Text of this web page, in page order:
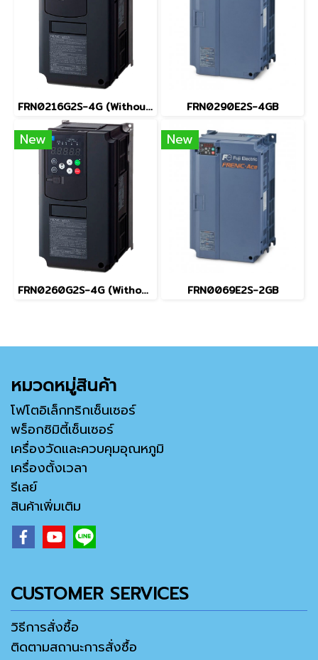
FRN0216G2S-4G (Without Keypad) FRN0290E2S-4GB
New
FRN0260G2S-4G (Without Keypad)
New
FRN0069E2S-2GB
หมวดหมู่สินค้า
โฟโตอิเล็กทริกเซ็นเซอร์
พร็อกซิมิตี้เซ็นเซอร์
เครื่องวัดและควบคุมอุณหภูมิ
เครื่องตั้งเวลา
รีเลย์
สินค้าเพิ่มเติม
CUSTOMER SERVICES
วิธีการสั่งซื้อ
ติดตามสถานะการสั่งซื้อ